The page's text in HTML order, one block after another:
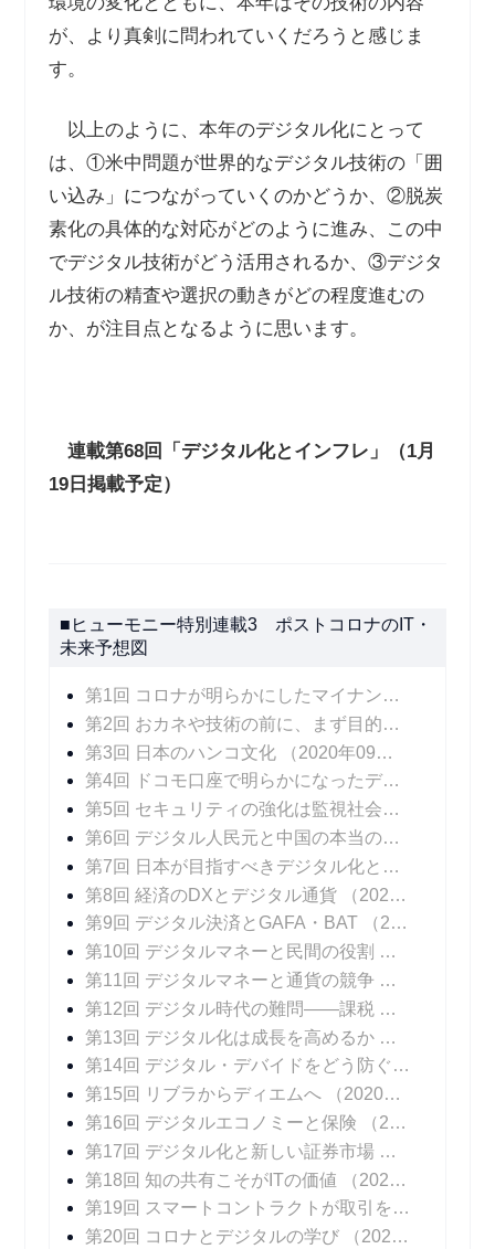
が、より真剣に問われていくだろうと感じま
す。
以上のように、本年のデジタル化にとって
は、①米中問題が世界的なデジタル技術の「囲
い込み」につながっていくのかどうか、②脱炭
素化の具体的な対応がどのように進み、この中
でデジタル技術がどう活用されるか、③デジタ
ル技術の精査や選択の動きがどの程度進むの
か、が注目点となるように思います。
連載第68回「デジタル化とインフレ」（1月
19日掲載予定）
■ヒューモニー特別連載3 ポストコロナのIT・
未来予想図
第1回 コロナが明らかにしたマイナンバーカードの課題
第2回 おカネや技術の前に、まず目的の明確化を
第3回 日本のハンコ文化
（2020年09月30日 掲載）
第4回 ドコモ口座で明らかになったデジタル決済のリスクにどう対処するか
第5回 セキュリティの強化は監視社会を招くのか
第6回 デジタル人民元と中国の本当の狙い
第7回 日本が目指すべきデジタル化とは――ビッグデータと個人の尊厳
第8回 経済のDXとデジタル通貨
（2020年11月04日 掲載）
第9回 デジタル決済とGAFA・BAT
（2020年11月11日 掲載）
第10回 デジタルマネーと民間の役割
（2020年11
第11回 デジタルマネーと通貨の競争
（2020年11
第12回 デジタル時代の難問――課税
（2020年12
第13回 デジタル化は成長を高めるか
（2020年12
第14回 デジタル・デバイドをどう防ぐか
第15回 リブラからディエムへ
（2020年12月23日 掲載）
第16回 デジタルエコノミーと保険
（2020年12月30日 掲載）
第17回 デジタル化と新しい証券市場
（2021年01
第18回 知の共有こそがITの価値
（2021年01月13日 掲載）
第19回 スマートコントラクトが取引を変える
第20回 コロナとデジタルの学び
（2021年01月27日 掲載）